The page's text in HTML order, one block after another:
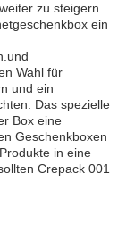
zu steigern.
ein
Wahl für
und ein
Das spezielle
Box eine
Geschenkboxen
in eine
Crepack 001